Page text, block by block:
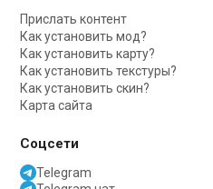
Прислать контент
Как установить мод?
Как установить карту?
Как установить текстуры?
Как установить скин?
Карта сайта
Соцсети
Telegram